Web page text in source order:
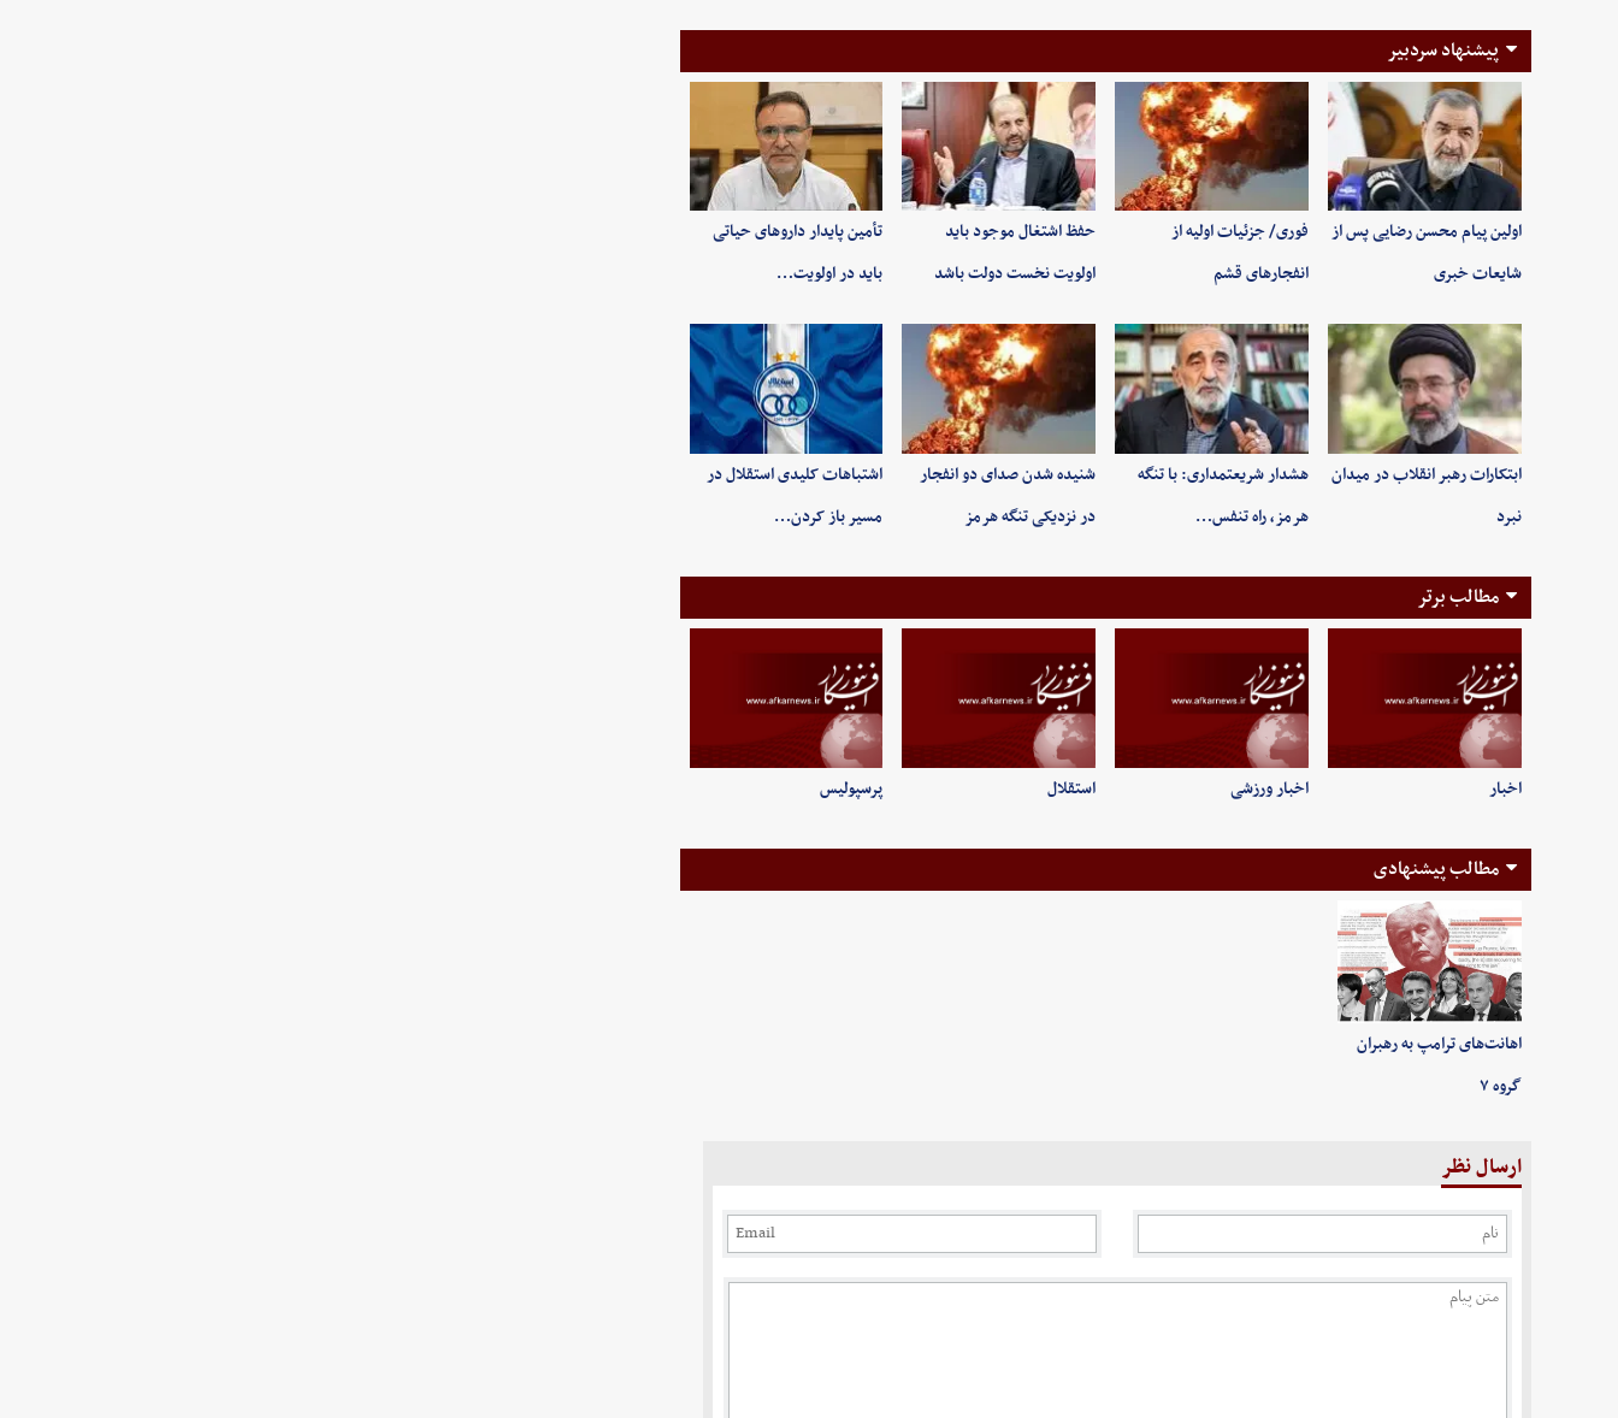
پیشنهاد سردبیر
اولین پیام محسن رضایی پس از
شایعات خبری
فوری/ جزئیات اولیه از
انفجارهای قشم
حفظ اشتغال موجود باید
اولویت نخست دولت باشد
تأمین پایدار داروهای حیاتی
باید در اولویت…
ابتکارات رهبر انقلاب در میدان
نبرد
هشدار شریعتمداری: با تنگه
هرمز، راه تنفس…
شنیده شدن صدای دو انفجار
در نزدیکی تنگه هرمز
اشتباهات کلیدی استقلال در
مسیر باز کردن…
مطالب برتر
اخبار اخبار ورزشی استقلال پرسپولیس
مطالب پیشنهادی
اهانت‌های ترامپ به رهبران
گروه ۷
ارسال نظر